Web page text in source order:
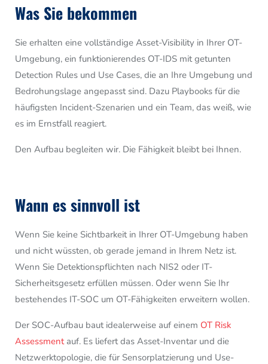
Was Sie bekommen
Sie erhalten eine vollständige Asset-Visibility in Ihrer OT-
Umgebung, ein funktionierendes OT-IDS mit getunten
Detection Rules und Use Cases, die an Ihre Umgebung und
Bedrohungslage angepasst sind. Dazu Playbooks für die
häufigsten Incident-Szenarien und ein Team, das weiß, wie
es im Ernstfall reagiert.
Den Aufbau begleiten wir. Die Fähigkeit bleibt bei Ihnen.
Wann es sinnvoll ist
Wenn Sie keine Sichtbarkeit in Ihrer OT-Umgebung haben
und nicht wüssten, ob gerade jemand in Ihrem Netz ist.
Wenn Sie Detektionspflichten nach NIS2 oder IT-
Sicherheitsgesetz erfüllen müssen. Oder wenn Sie Ihr
bestehendes IT-SOC um OT-Fähigkeiten erweitern wollen.
Der SOC-Aufbau baut idealerweise auf einem OT Risk
Assessmentauf. Es liefert das Asset-Inventar und die
Netzwerktopologie, die für Sensorplatzierung und Use-